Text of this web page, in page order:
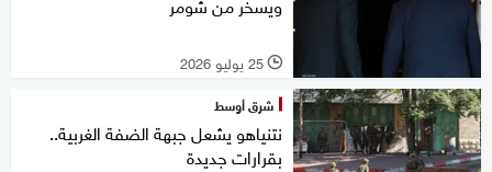
l 25 يوليو 2026
شرق أوسط
نتنياهو يشعل جبهة الضفة الغربية..
بقرارات جديدة